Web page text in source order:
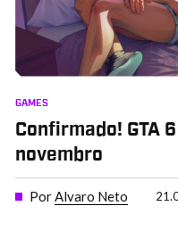
GAMES
Confirmado! GTA
novembro
PorAlvaro Neto